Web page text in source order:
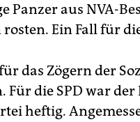
Panzer aus NVA-
Ein Fall für
das Zögern der
Für die SPD war
heftig.